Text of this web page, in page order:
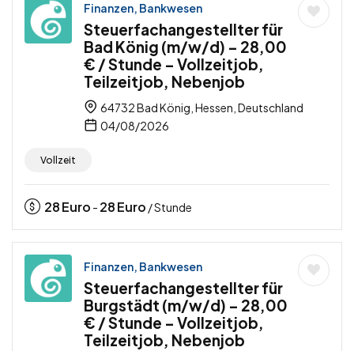
Finanzen, Bankwesen
Steuerfachangestellter für
Bad König (m/w/d) – 28,00
€ / Stunde – Vollzeitjob,
Teilzeitjob, Nebenjob
64732 Bad König, Hessen, Deutschland
04/08/2026
Vollzeit
28Euro - 28Euro / Stunde
Finanzen, Bankwesen
Steuerfachangestellter für
Burgstädt (m/w/d) – 28,00
€ / Stunde – Vollzeitjob,
Teilzeitjob, Nebenjob